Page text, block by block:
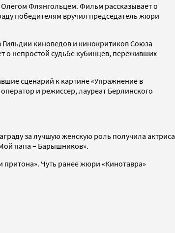
Флянгольцем. Фильм рассказывает о
победителям вручил председатель жюри
Гильдии киноведов и кинокритиков Союза
о непростой судьбе кубинцев, переживших
сценарий к картине «Упражнение в
и режиссер, лауреат Берлинского
за лучшую женскую роль получила актриса
папа – Барышников».
притона». Чуть ранее жюри «Кинотавра»